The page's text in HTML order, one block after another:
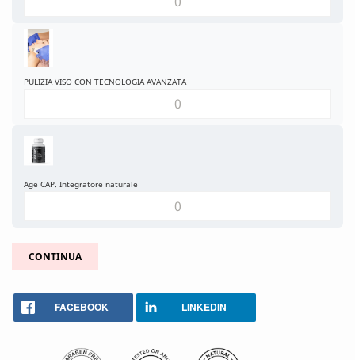
PULIZIA VISO CON TECNOLOGIA AVANZATA
Age CAP. Integratore naturale
CONTINUA
FACEBOOK LINKEDIN